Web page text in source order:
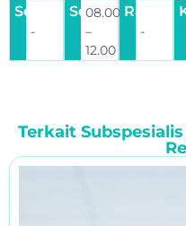
Senin
-
Selasa
08.00
–
12.00
Rabu
-
Terkait